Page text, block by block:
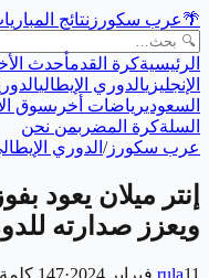
🌴عرب سكورز نتائج
الرئيسيةكرة القدمأحدث
الإنجليزيالدوري الإيطالي
السعوديرياضات أخرىسوق
السلةكرة المضربمن نحن
عرب سكورز/ الدوري
إنتر ميلان يعود
ويعزز صدارته
rula11 فبراير 2024 ·
147 كلمة